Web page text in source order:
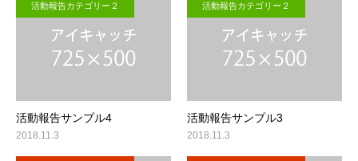
活動報告カテゴリー２
活動報告サンプル4
2018.11.3
活動報告カテゴリー２
活動報告サンプル3
2018.11.3